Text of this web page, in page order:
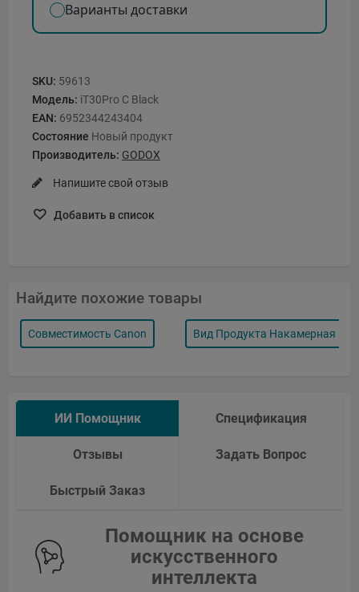
Варианты доставки
SKU: 59613
Модель: iT30Pro C Black
EAN: 6952344243404
Состояние Новый продукт
Производитель: GODOX
Напишите свой отзыв
Добавить в список
Найдите похожие товары
Совместимость Canon Вид Продукта Накамерная
ИИ Помощник Спецификация
Отзывы Задать Вопрос
Быстрый Заказ
Помощник на основе
искусственного
интеллекта